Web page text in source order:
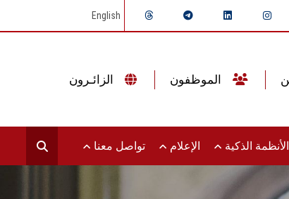
English
الأنظمة الذكية الإعلام تواصل معنا